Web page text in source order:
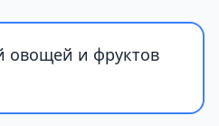
овощей и фруктов